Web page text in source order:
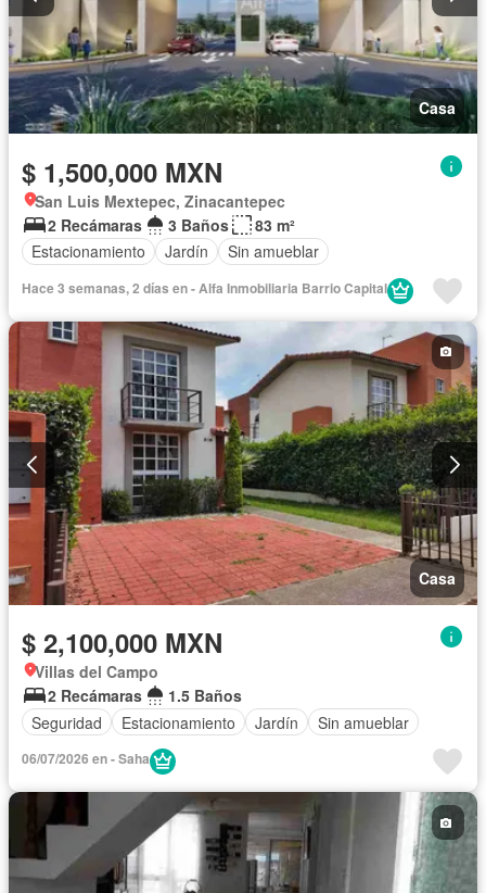
Casa
$ 1,500,000 MXN
San Luis Mextepec, Zinacantepec
2 Recámaras
3 Baños
83 m²
Estacionamiento
Jardín Sin amueblar
Hace 3 semanas, 2 días en - Alfa Inmobiliaria Barrio Capital
Casa
$ 2,100,000 MXN
Villas del Campo
2 Recámaras
1.5 Baños
Seguridad
Estacionamiento Jardín Sin amueblar
06/07/2026 en - Saha